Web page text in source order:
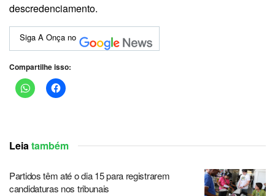
descredenciamento.
Siga A Onça no
Compartilhe isso:
Leia também
Partidos têm até o dia 15 para registrarem
candidaturas nos tribunais